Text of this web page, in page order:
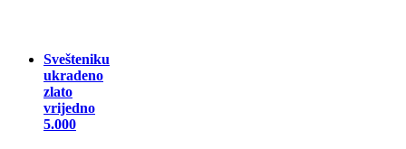
Svešteniku
ukradeno
zlato
vrijedno
5.000